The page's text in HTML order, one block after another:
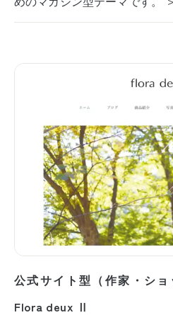
公式サイト型（作家・ショ
Flora deux Ⅱ